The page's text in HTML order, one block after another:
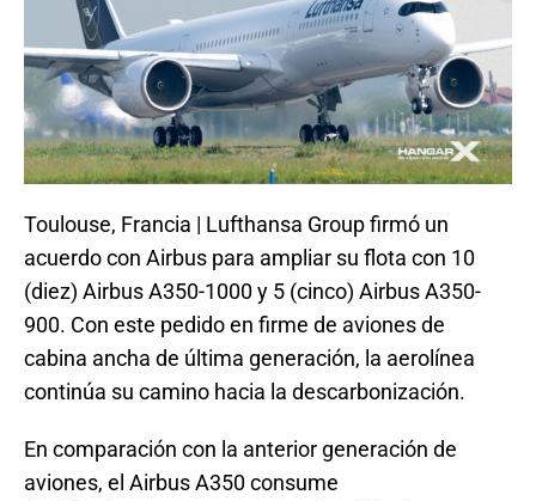
Toulouse, Francia | Lufthansa Group firmó un
acuerdo con Airbus para ampliar su flota con 10
(diez) Airbus A350-1000 y 5 (cinco) Airbus A350-
900. Con este pedido en firme de aviones de
cabina ancha de última generación, la aerolínea
continúa su camino hacia la descarbonización.
En comparación con la anterior generación de
aviones, el Airbus A350 consume